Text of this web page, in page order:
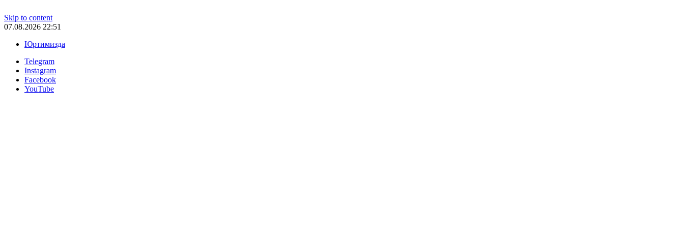
Skip to content
07.08.2026 22:51
Юртимизда
Telegram
Instagram
Facebook
YouTube